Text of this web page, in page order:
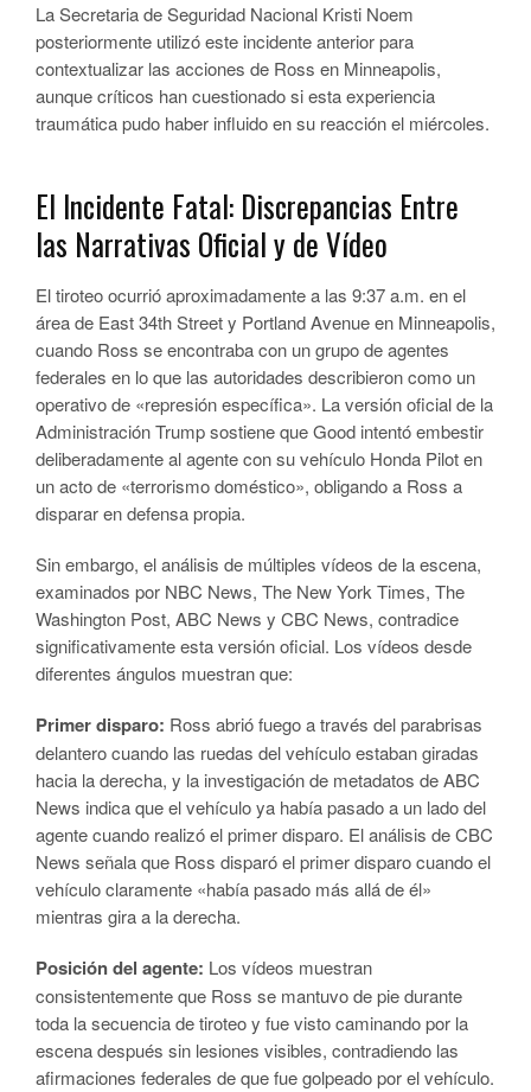
La Secretaria de Seguridad Nacional Kristi Noem
posteriormente utilizó este incidente anterior para
contextualizar las acciones de Ross en Minneapolis,
aunque críticos han cuestionado si esta experiencia
traumática pudo haber influido en su reacción el miércoles.
El Incidente Fatal: Discrepancias Entre
las Narrativas Oficial y de Vídeo
El tiroteo ocurrió aproximadamente a las 9:37 a.m. en el
área de East 34th Street y Portland Avenue en Minneapolis,
cuando Ross se encontraba con un grupo de agentes
federales en lo que las autoridades describieron como un
operativo de «represión específica». La versión oficial de la
Administración Trump sostiene que Good intentó embestir
deliberadamente al agente con su vehículo Honda Pilot en
un acto de «terrorismo doméstico», obligando a Ross a
disparar en defensa propia.
Sin embargo, el análisis de múltiples vídeos de la escena,
examinados por NBC News, The New York Times, The
Washington Post, ABC News y CBC News, contradice
significativamente esta versión oficial. Los vídeos desde
diferentes ángulos muestran que:
Primer disparo: Ross abrió fuego a través del parabrisas
delantero cuando las ruedas del vehículo estaban giradas
hacia la derecha, y la investigación de metadatos de ABC
News indica que el vehículo ya había pasado a un lado del
agente cuando realizó el primer disparo. El análisis de CBC
News señala que Ross disparó el primer disparo cuando el
vehículo claramente «había pasado más allá de él»
mientras gira a la derecha.
Posición del agente: Los vídeos muestran
consistentemente que Ross se mantuvo de pie durante
toda la secuencia de tiroteo y fue visto caminando por la
escena después sin lesiones visibles, contradiendo las
afirmaciones federales de que fue golpeado por el vehículo.